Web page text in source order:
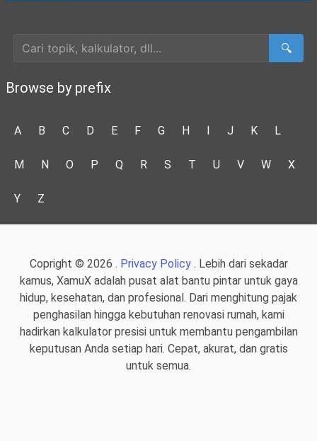
🔍
Browse by prefix
A B C D E F G H I J K L
M N O P Q R S T U V W X
Y Z
Copright © 2026 . Privacy Policy. Lebih dari sekadar
kamus, XamuX adalah pusat alat bantu pintar untuk gaya
hidup, kesehatan, dan profesional. Dari menghitung pajak
penghasilan hingga kebutuhan renovasi rumah, kami
hadirkan kalkulator presisi untuk membantu pengambilan
keputusan Anda setiap hari. Cepat, akurat, dan gratis
untuk semua.